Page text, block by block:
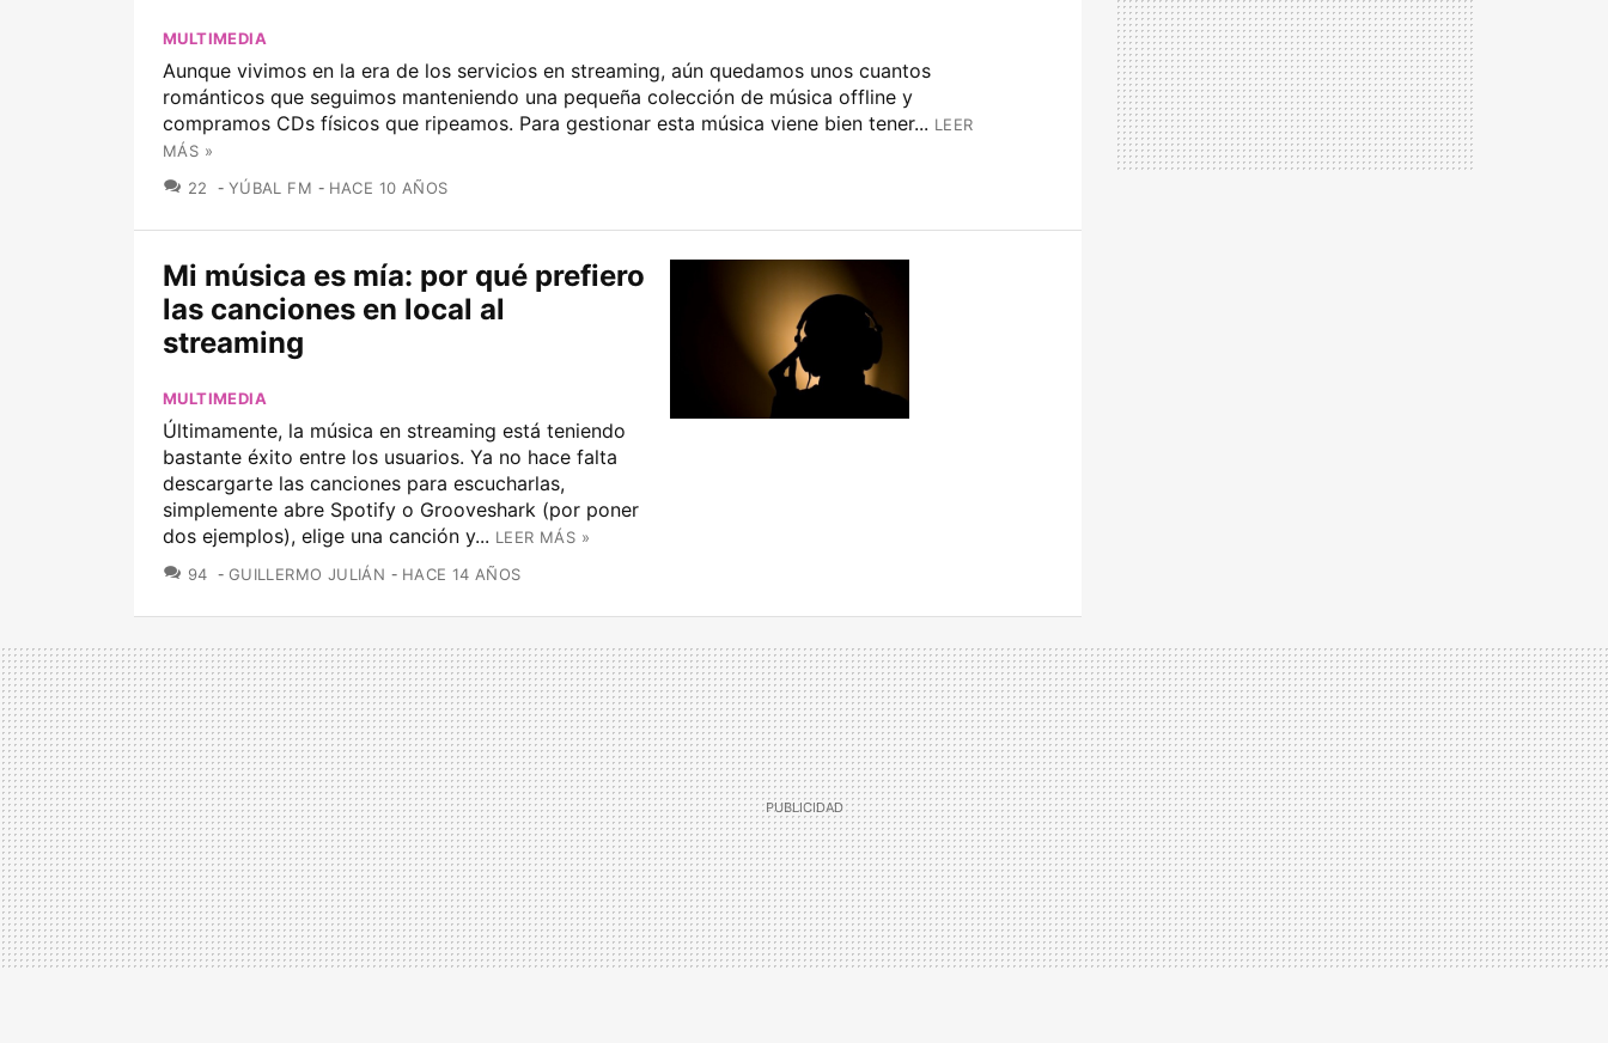
MULTIMEDIA
Aunque vivimos en la era de los servicios en streaming, aún quedamos unos cuantos
románticos que seguimos manteniendo una pequeña colección de música offline y
compramos CDs físicos que ripeamos. Para gestionar esta música viene bien tener... LEER
MÁS »
22
COMENTARIOS
YÚBAL FM HACE 10 AÑOS
Mi música es mía: por qué prefiero
las canciones en local al
streaming
MULTIMEDIA
Últimamente, la música en streaming está teniendo
bastante éxito entre los usuarios. Ya no hace falta
descargarte las canciones para escucharlas,
simplemente abre Spotify o Grooveshark (por poner
dos ejemplos), elige una canción y... LEER MÁS »
94 COMENTARIOS
GUILLERMO JULIÁN HACE 14 AÑOS